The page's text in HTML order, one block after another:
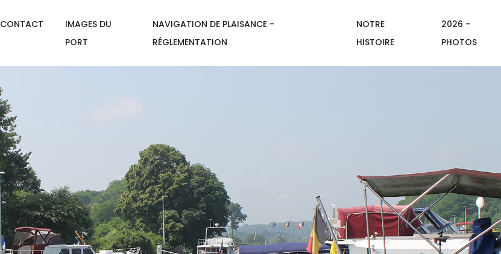
CONTACT
IMAGES DU
PORT
NAVIGATION DE PLAISANCE -
RÉGLEMENTATION
NOTRE
HISTOIRE
2026 -
PHOTOS